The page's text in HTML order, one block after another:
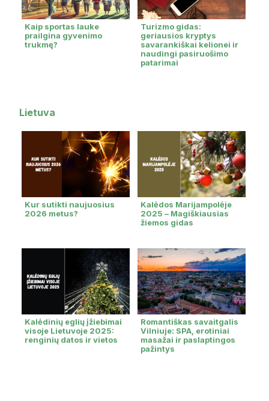
Kaip sportas lauke
prailgina gyvenimo
trukmę?
Turizmo gidas:
geriausios kryptys
savarankiškai kelionei ir
naudingi pasiruošimo
patarimai
Lietuva
Kur sutikti naujuosius
2026 metus?
Kalėdos Marijampolėje
2025 – Magiškiausias
žiemos gidas
Kalėdinių eglių įžiebimai
visoje Lietuvoje 2025:
renginių datos ir vietos
Romantiškas savaitgalis
Vilniuje: SPA, erotiniai
masažai ir paslaptingos
pažintys